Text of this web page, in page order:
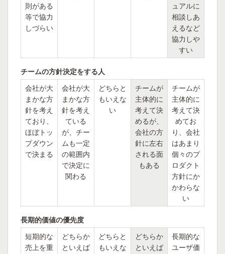
則がある
等で協力
しづらい
ュアルに
相談しあ
えるなど
協力しや
すい
チームの方針決定をする人
会社が大
まかな方
針を考え
ており、
ほぼトッ
プダウン
で決まる
会社が大
まかな方
針を考え
ている
が、チー
ムも一定
の範囲内
で決定に
関わる
どちらと
もいえな
い
チームが
主体的に
考えて決
めるが、
会社の方
針に左右
される面
もある
チームが
主体的に
考えて決
めてお
り、会社
はあまり
個々のプ
ロダクト
方針にか
かわらな
い
長期的価値の優先度
短期的な
売上を重
どちらか
といえば
どちらと
もいえな
どちらか
といえば
長期的な
ユーザ価